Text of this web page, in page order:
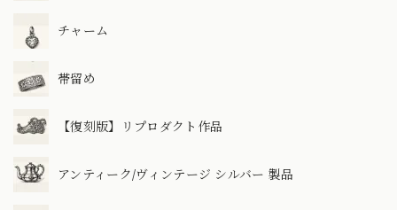
チャーム
帯留め
【復刻版】リプロダクト作品
アンティーク/ヴィンテージ シルバー 製品